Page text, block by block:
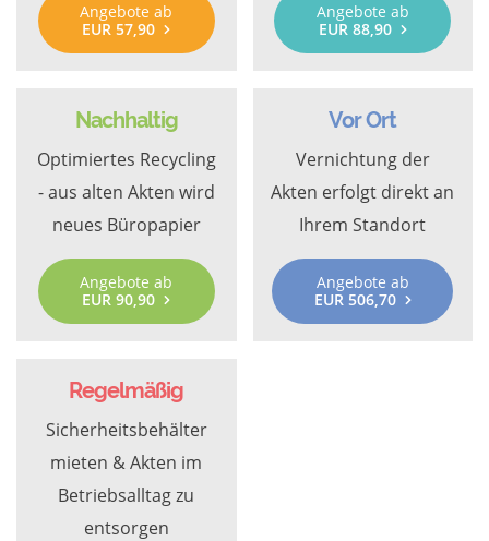
Angebote ab
EUR 57,90
Angebote ab
EUR 88,90
Nachhaltig
Optimiertes Recycling
- aus alten Akten wird
neues Büropapier
Angebote ab
EUR 90,90
Vor Ort
Vernichtung der
Akten erfolgt direkt an
Ihrem Standort
Angebote ab
EUR 506,70
Regelmäßig
Sicherheitsbehälter
mieten & Akten im
Betriebsalltag zu
entsorgen